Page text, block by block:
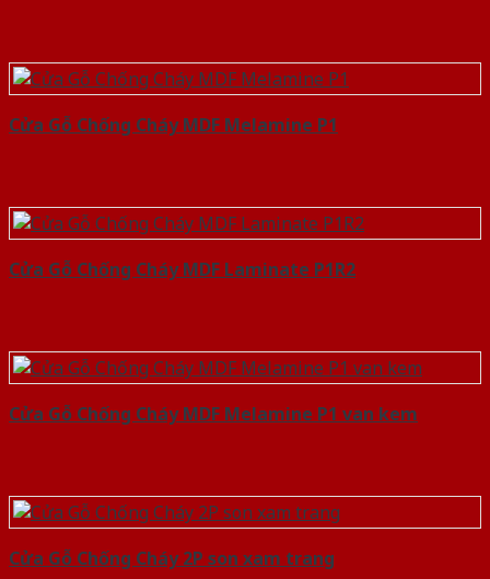
Cửa Gỗ Chống Cháy MDF Melamine P1
Cửa Gỗ Chống Cháy MDF Laminate P1R2
Cửa Gỗ Chống Cháy MDF Melamine P1 van kem
Cửa Gỗ Chống Cháy 2P son xam trang